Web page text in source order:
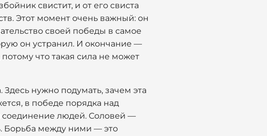
свистит, и от его свиста
Этот момент очень важный: он
своей победы в самое
он устранил. И окончание —
что такая сила не может
нужно подумать, зачем эта
в победе порядка над
людей. Соловей —
Борьба между ними — это